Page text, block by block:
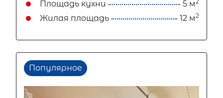
Площадь кухни 5 м
Жилая площадь 12 м2
Популярное